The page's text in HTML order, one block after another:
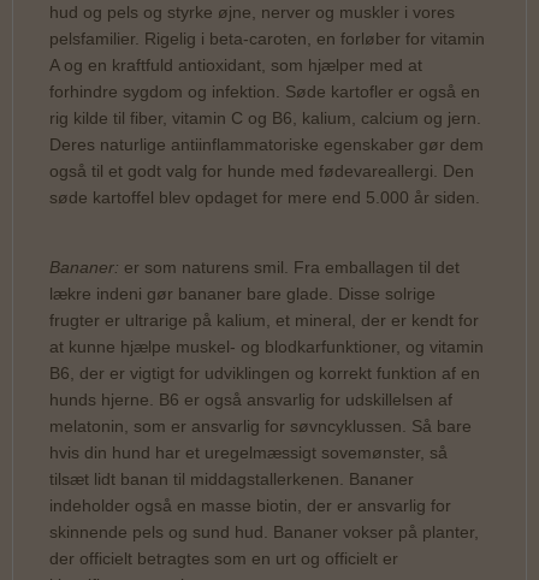
hud og pels og styrke øjne, nerver og muskler i vores
pelsfamilier. Rigelig i beta-caroten, en forløber for vitamin
A og en kraftfuld antioxidant, som hjælper med at
forhindre sygdom og infektion. Søde kartofler er også en
rig kilde til fiber, vitamin C og B6, kalium, calcium og jern.
Deres naturlige antiinflammatoriske egenskaber gør dem
også til et godt valg for hunde med fødevareallergi. Den
søde kartoffel blev opdaget for mere end 5.000 år siden.
Bananer: er som naturens smil. Fra emballagen til det
lækre indeni gør bananer bare glade. Disse solrige
frugter er ultrarige på kalium, et mineral, der er kendt for
at kunne hjælpe muskel- og blodkarfunktioner, og vitamin
B6, der er vigtigt for udviklingen og korrekt funktion af en
hunds hjerne. B6 er også ansvarlig for udskillelsen af
melatonin, som er ansvarlig for søvncyklussen. Så bare
hvis din hund har et uregelmæssigt sovemønster, så
tilsæt lidt banan til middagstallerkenen. Bananer
indeholder også en masse biotin, der er ansvarlig for
skinnende pels og sund hud. Bananer vokser på planter,
der officielt betragtes som en urt og officielt er